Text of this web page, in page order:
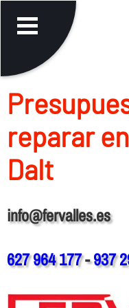
reparar
Dalt
info@fervalles.es
627 964 177-937